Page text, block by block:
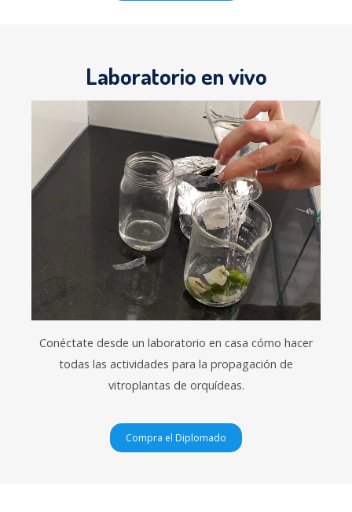
Laboratorio en vivo
Conéctate desde un laboratorio en casa cómo hacer
todas las actividades para la propagación de
vitroplantas de orquídeas.
Compra el Diplomado